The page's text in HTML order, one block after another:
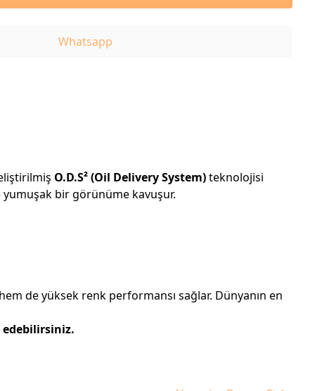
Whatsapp
O.D.S² (Oil Delivery System)teknolojisi
yumuşak bir görünüme kavuşur.
de yüksek renk performansı sağlar. Dünyanın en
edebilirsiniz.